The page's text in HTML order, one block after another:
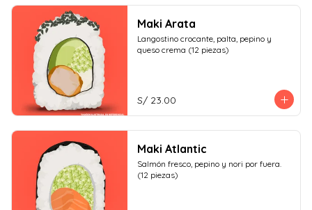
Maki Arata
Langostino crocante, palta, pepino y
queso crema (12 piezas)
S/ 23.00
Maki Atlantic
Salmón fresco, pepino y nori por fuera.
(12 piezas)